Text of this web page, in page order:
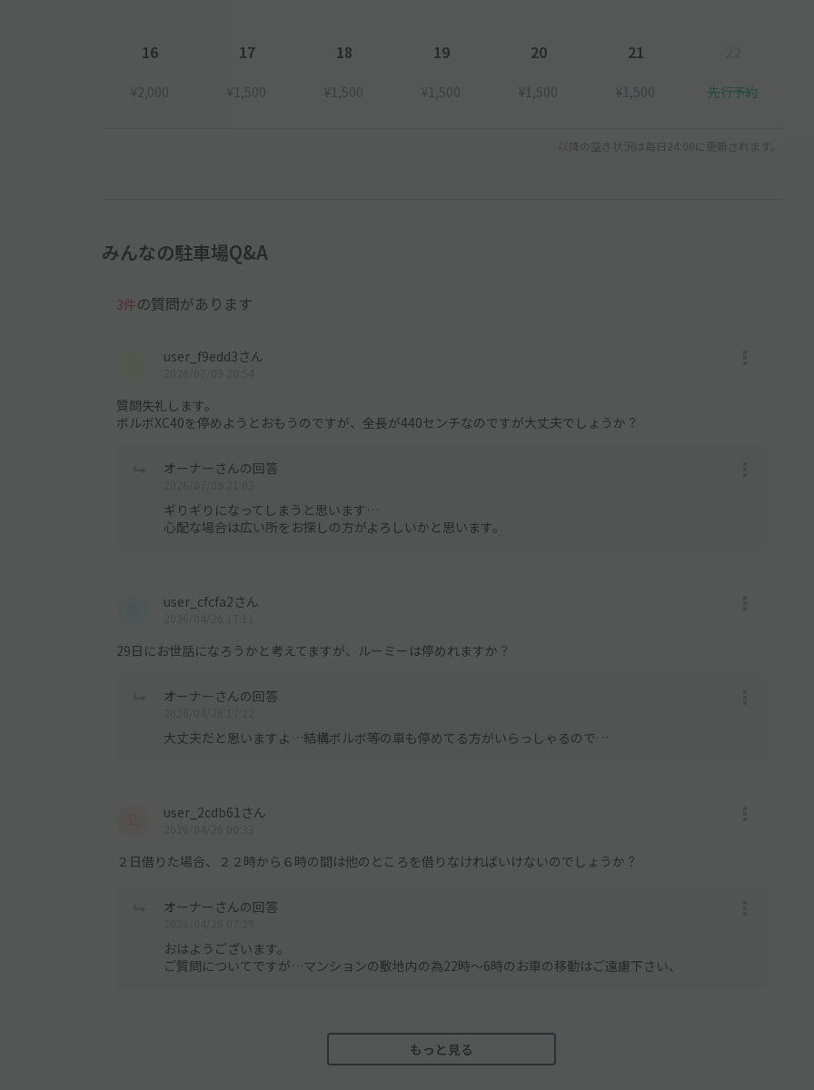
16
¥2,000
17
¥1,500
18
¥1,500
19
¥1,500
20
¥1,500
21
¥1,500 先行予約
以降の空き状況は毎日24:00に更新されます。
みんなの駐車場Q&A
3件の質問があります
user_f9edd3さん
質問失礼します。
ボルボXC40を停めようとおもうのですが、全長が440センチなのですが大丈夫でしょうか？
オーナーさんの回答
ギりギりになってしまうと思います…
心配な場合は広い所をお探しの方がよろしいかと思います。
user_cfcfa2さん
29日にお世話になろうかと考えてますが、ルーミーは停めれますか？
オーナーさんの回答
大丈夫だと思いますよ…結構ボルボ等の車も停めてる方がいらっしゃるので…
user_2cdb61さん
２日借りた場合、２２時から６時の間は他のところを借りなければいけないのでしょうか？
オーナーさんの回答
おはようございます。
ご質問についてですが…マンションの敷地内の為22時～6時のお車の移動はご遠慮下さい、
もっと見る